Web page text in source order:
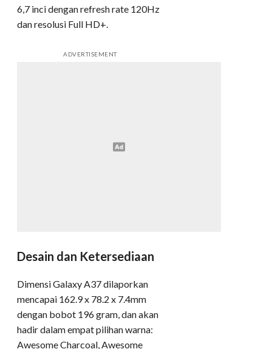
6,7 inci dengan refresh rate 120Hz
dan resolusi Full HD+.
ADVERTISEMENT
Desain dan Ketersediaan
Dimensi Galaxy A37 dilaporkan
mencapai 162.9 x 78.2 x 7.4mm
dengan bobot 196 gram, dan akan
hadir dalam empat pilihan warna:
Awesome Charcoal, Awesome